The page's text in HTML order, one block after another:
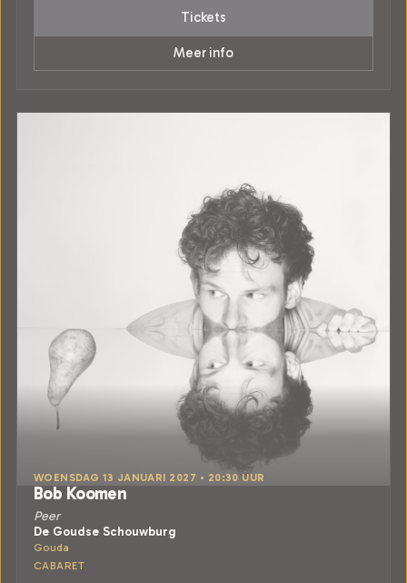
Tickets
Meer info
WOENSDAG 13 JANUARI 2027 • 20:30 UUR
Bob Koomen
Peer
De Goudse Schouwburg
Gouda
CABARET